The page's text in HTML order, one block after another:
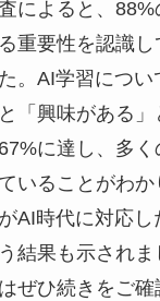
によると、
重要性を認識
。AI学習につい
「興味がある
に達し、多く
いることがわか
AI時代に対応し
結果も示され
ぜひ続きをご確